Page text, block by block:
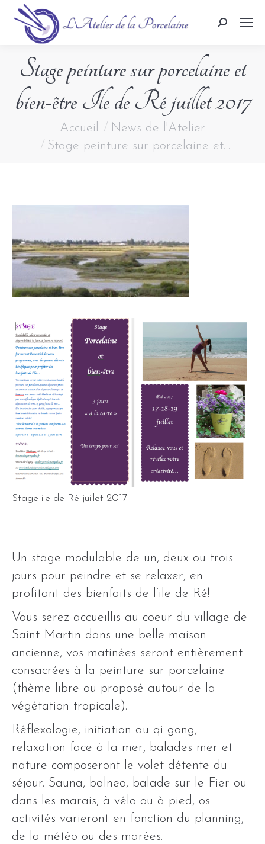
Search:
Stage peinture sur porcelaine et
bien-être Ile de Ré juillet 2017
Vous êtes ici :
Accueil
News de l'Atelier
Stage peinture sur porcelaine et…
Stage ile de Ré juillet 2017
Un stage modulable de un, deux ou trois
jours pour peindre et se relaxer, en
profitant des bienfaits de l’ile de Ré!
Vous serez accueillis au coeur du village de
Saint Martin dans une belle maison
ancienne, vos matinées seront entièrement
consacrées à la peinture sur porcelaine
(thème libre ou proposé autour de la
végétation tropicale).
Réflexologie, initiation au qi gong,
relaxation face à la mer, balades mer et
nature composeront le volet détente du
séjour. Sauna, balneo, balade sur le Fier ou
dans les marais, à vélo ou à pied, os
activités varieront en fonction du planning,
de la météo ou des marées.